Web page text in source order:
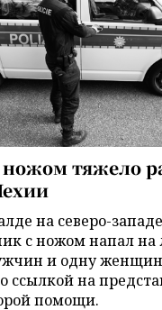
тяжело
на северо-
с ножом напал на
и одну
ссылкой на
помощи.